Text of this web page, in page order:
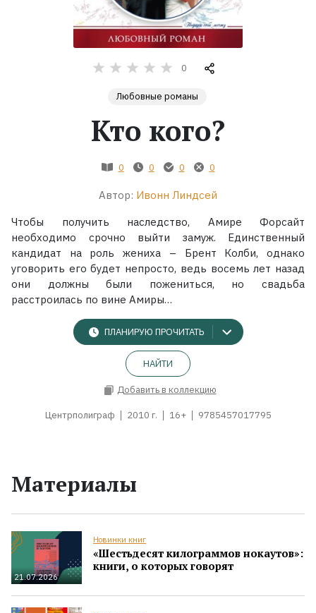
0
Любовные романы
Кто кого?
0 0 0 0
Автор: Ивонн Линдсей
Чтобы получить наследство, Амире Форсайт
необходимо срочно выйти замуж. Единственный
кандидат на роль жениха – Брент Колби, однако
уговорить его будет непросто, ведь восемь лет назад
они должны были пожениться, но свадьба
расстроилась по вине Амиры…
ПЛАНИРУЮ ПРОЧИТАТЬ
НАЙТИ
Добавить в коллекцию
Центрполиграф 2010 г. 16+ 9785457017795
Материалы
21.07.2026
Новинки книг
«Шестьдесят килограммов нокаутов»:
книги, о которых говорят